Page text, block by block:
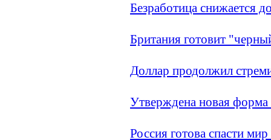
Безработица снижается
Британия готовит
Доллар продолжил
Утверждена новая форма
Россия готова спасти